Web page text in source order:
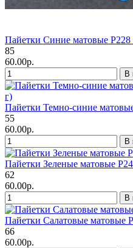
Пайетки Синие матовые
85
60.00р.
В
Пайетки Темно-синие
55
60.00р.
В
Пайетки Зеленые матовые
62
60.00р.
В
Пайетки Салатовые матовые
66
60.00р.